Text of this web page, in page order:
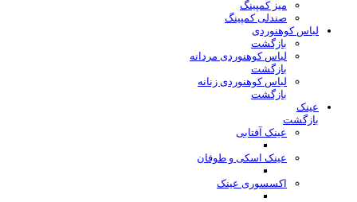
میز کمپینگ
صندلی کمپینگ
لباس کوهنوردی
بازگشت
لباس کوهنوردی مردانه
بازگشت
لباس کوهنوردی زنانه
بازگشت
عینک
بازگشت
عینک آفتابی
عینک اسکی و طوفان
اکسسوری عینک